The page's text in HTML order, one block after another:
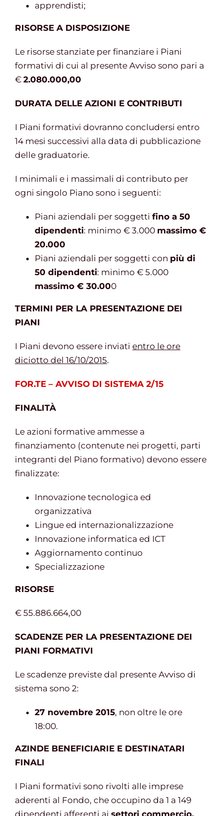
apprendisti;
RISORSE A DISPOSIZIONE
Le risorse stanziate per finanziare i Piani
formativi di cui al presente Avviso sono pari a
€ 2.080.000,00
DURATA DELLE AZIONI E CONTRIBUTI
I Piani formativi dovranno concludersi entro
14 mesi successivi alla data di pubblicazione
delle graduatorie.
I minimali e i massimali di contributo per
ogni singolo Piano sono i seguenti:
Piani aziendali per soggetti fino a 50
dipendenti: minimo € 3.000 massimo €
20.000
Piani aziendali per soggetti con più di
50 dipendenti: minimo € 5.000
massimo € 30.000
TERMINI PER LA PRESENTAZIONE DEI
PIANI
I Piani devono essere inviati entro le ore
diciotto del 16/10/2015.
FOR.TE – AVVISO DI SISTEMA 2/15
FINALITÀ
Le azioni formative ammesse a
finanziamento (contenute nei progetti, parti
integranti del Piano formativo) devono essere
finalizzate:
Innovazione tecnologica ed
organizzativa
Lingue ed internazionalizzazione
Innovazione informatica ed ICT
Aggiornamento continuo
Specializzazione
RISORSE
€ 55.886.664,00
SCADENZE PER LA PRESENTAZIONE DEI
PIANI FORMATIVI
Le scadenze previste dal presente Avviso di
sistema sono 2:
27 novembre 2015, non oltre le ore
18:00.
AZINDE BENEFICIARIE E DESTINATARI
FINALI
I Piani formativi sono rivolti alle imprese
aderenti al Fondo, che occupino da 1 a 149
dipendenti afferenti ai settori commercio,